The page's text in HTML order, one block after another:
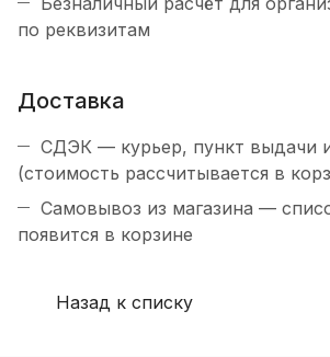
по реквизитам
Доставка
СДЭК — курьер, пункт выдачи
(стоимость рассчитывается в
Самовывоз из магазина —
появится в корзине
Назад к списку